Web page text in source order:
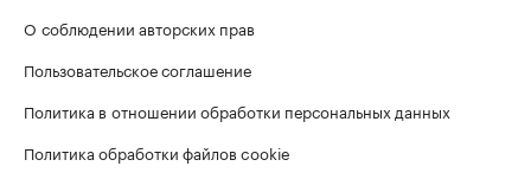
О соблюдении авторских прав
Пользовательское соглашение
Политика в отношении обработки персональных данных
Политика обработки файлов cookie